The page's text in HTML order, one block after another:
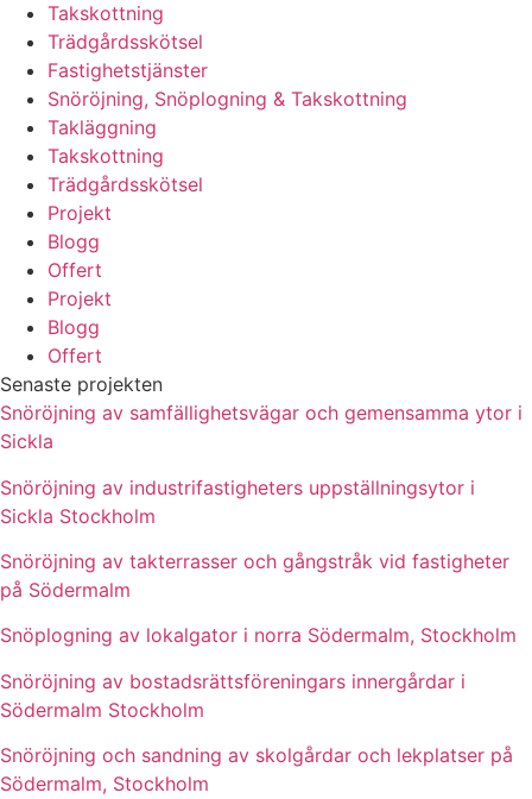
Takskottning
Trädgårdsskötsel
Fastighetstjänster
Snöröjning, Snöplogning & Takskottning
Takläggning
Takskottning
Trädgårdsskötsel
Projekt
Blogg
Offert
Projekt
Blogg
Offert
Senaste projekten
Snöröjning av samfällighetsvägar och gemensamma ytor i
Sickla
Snöröjning av industrifastigheters uppställningsytor i
Sickla Stockholm
Snöröjning av takterrasser och gångstråk vid fastigheter
på Södermalm
Snöplogning av lokalgator i norra Södermalm, Stockholm
Snöröjning av bostadsrättsföreningars innergårdar i
Södermalm Stockholm
Snöröjning och sandning av skolgårdar och lekplatser på
Södermalm, Stockholm